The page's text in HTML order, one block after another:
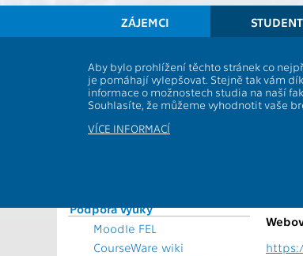
ZÁJEMCI
Aby bylo prohlížení těchto stránek co
je pomáhají vylepšovat. Stejně tak vám
informace o možnostech studia na naší
Souhlasíte, že můžeme vyhodnotit vaše
VÍCE INFORMACÍ
Souhrnné informace
Vyhlášky a předpisy
Formuláře
Časový plán ak. roku
Podpora výuky
Moodle FEL
CourseWare wiki
Role: